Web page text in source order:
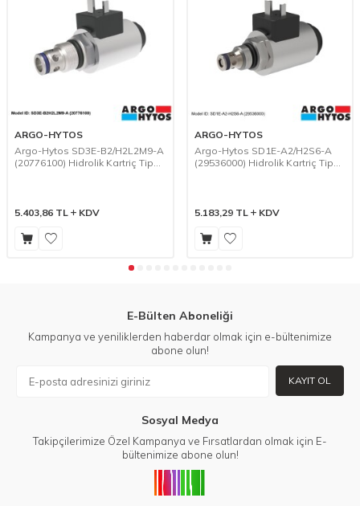
ARGO-HYTOS
Argo-Hytos SD3E-B2/H2L2M9-A
(20776100) Hidrolik Kartriç Tip
5.403,86 TL KDV
ARGO-HYTOS
Argo-Hytos SD1E-A2/H2S6-A
(29536000) Hidrolik Kartriç Tip
5.183,29TL KDV
E-Bülten Aboneliği
Kampanya ve yeniliklerden haberdar olmak için e-bültenimize
abone olun!
KAYIT OL
Sosyal Medya
Takipçilerimize Özel Kampanya ve Fırsatlardan olmak için E-
bültenimize abone olun!